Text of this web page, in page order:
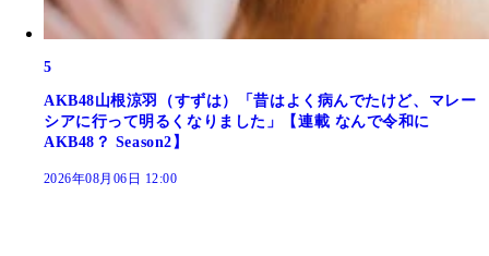
5
AKB48山根涼羽（すずは）「昔はよく病んでたけど、マレー
シアに行って明るくなりました」【連載 なんで令和に
AKB48？ Season2】
2026年08月06日 12:00